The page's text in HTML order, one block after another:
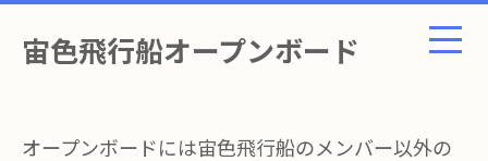
宙色飛行船オープンボード
オープンボードには宙色飛行船のメンバー以外の